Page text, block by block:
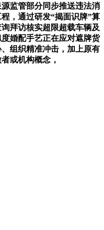
监管部分同步推送违法消
，通过研发“揭面识牌”算
拜访核实超限超载车辆及
婚配手艺正在应对遮牌货
组织精准冲击，加上原有
或机构概念，